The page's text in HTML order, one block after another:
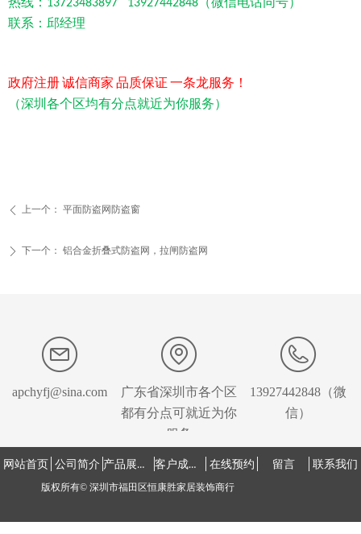
ꄴ 上一个： 平面防盗网防盗窗
13723483897 13927442848
联系：邱经理
政府注册诚信商家 品质保证 一条龙服务！
（深圳各个区均有分点就近为你服务）
ꄲ 下一个： 铝合金折叠式防盗网，拉闸防盗网
网站首页 公司简介 产品展示中心 客户成功案例 在线预约 留言 联系我们
版权所有© 深圳市福田区恒康胜家居装饰商行
apchyfj@sina.com
广东省深圳市各个区
都有分点可就近为你
服务
13927442848（微
信）